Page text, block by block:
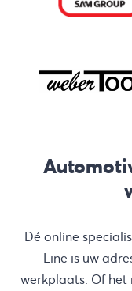
Dé online
Line is uw
werkplaats. Of het